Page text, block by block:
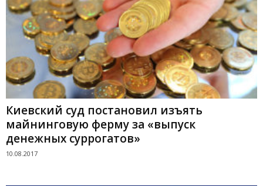
Киевский суд постановил изъять
майнинговую ферму за «выпуск
денежных суррогатов»
10.08.2017